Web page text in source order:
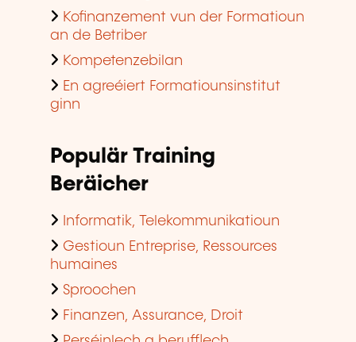
Kofinanzement vun der Formatioun
an de Betriber
Kompetenzebilan
En agreéiert Formatiounsinstitut
ginn
Populär Training
Beräicher
Informatik, Telekommunikatioun
Gestioun Entreprise, Ressources
humaines
Sproochen
Finanzen, Assurance, Droit